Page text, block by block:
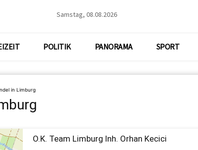
Samstag, 08.08.2026
POLITIK PANORAMA SPORT
in Limburg
O.K. Team Limburg Inh. Orhan Kecici